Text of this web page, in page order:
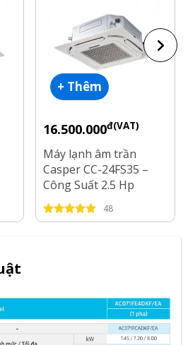
+ Thêm
16.500.000đ(VAT)
Máy lạnh âm trần
Casper CC-24FS35 –
Công Suất 2.5 Hp
48